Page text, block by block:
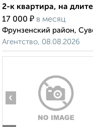
2-к квартира, на
17 000 ₽ в месяц
Фрунзенский район,
Агентство, 08.08.2026
‹